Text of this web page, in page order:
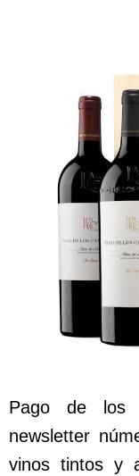
Pago de los
newsletter
vinos tintos y